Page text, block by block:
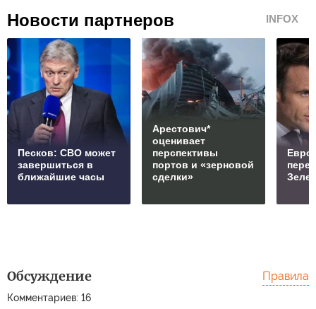
Новости партнеров INFOX
Песков: СВО может
завершиться в
ближайшие часы
Арестович*
оценивает
перспективы
портов и «зерновой
сделки»
Обсуждение
Комментариев: 16
Правила